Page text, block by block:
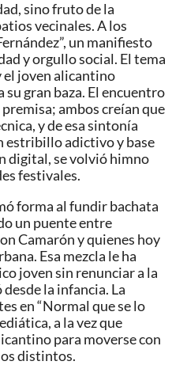
sino fruto de la
vecinales. A los
un manifiesto
y orgullo social. El tema
el joven alicantino
gran baza. El encuentro
ambos creían que
y de esa sintonía
estribillo adictivo y base
digital, se volvió himno
festivales.
forma al fundir bachata
un puente entre
Camarón y quienes hoy
Esa mezcla le ha
joven sin renunciar a la
la infancia. La
en “Normal que se lo
a la vez que
para moverse con
distintos.